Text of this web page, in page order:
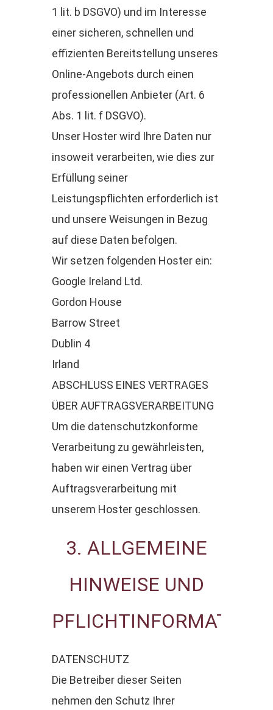
1 lit. b DSGVO) und im Interesse
einer sicheren, schnellen und
effizienten Bereitstellung unseres
Online-Angebots durch einen
professionellen Anbieter (Art. 6
Abs. 1 lit. f DSGVO).
Unser Hoster wird Ihre Daten nur
insoweit verarbeiten, wie dies zur
Erfüllung seiner
Leistungspflichten erforderlich ist
und unsere Weisungen in Bezug
auf diese Daten befolgen.
Wir setzen folgenden Hoster ein:
Google Ireland Ltd.
Gordon House
Barrow Street
Dublin 4
Irland
ABSCHLUSS EINES VERTRAGES
ÜBER AUFTRAGSVERARBEITUNG
Um die datenschutzkonforme
Verarbeitung zu gewährleisten,
haben wir einen Vertrag über
Auftragsverarbeitung mit
unserem Hoster geschlossen.
3. ALLGEMEINE
HINWEISE UND
DATENSCHUTZ
Die Betreiber dieser Seiten
nehmen den Schutz Ihrer